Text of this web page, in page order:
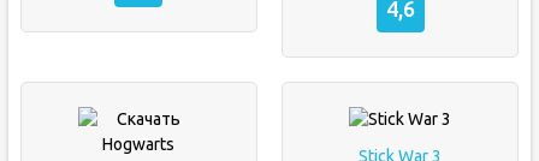
4,6
Stick War 3